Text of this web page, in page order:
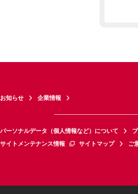
お知らせ 企業情報
パーソナルデータ（個人情報など）について
サイトメンテナンス情報
サイトマップ ご